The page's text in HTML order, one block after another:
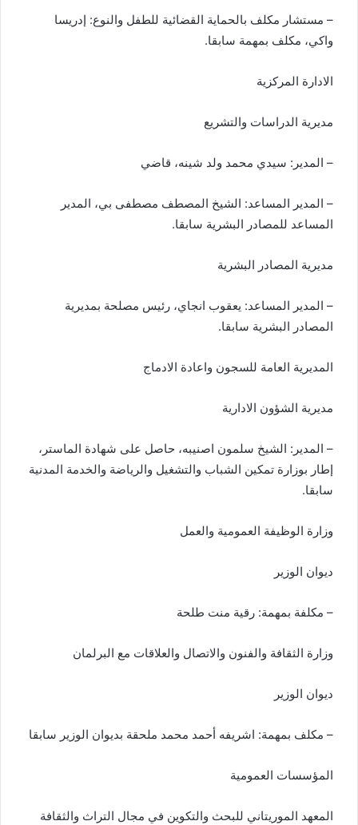
– مستشار مكلف بالحماية القضائية للطفل والنوع: إدريسا
واكي، مكلف بمهمة سابقا.
الادارة المركزية
مديرية الدراسات والتشريع
– المدير: سيدي محمد ولد شينه، قاضي
– المدير المساعد: الشيخ المصطف مصطفى بي، المدير
المساعد للمصادر البشرية سابقا.
مديرية المصادر البشرية
– المدير المساعد: يعقوب انجاي، رئيس مصلحة بمديرية
المصادر البشرية سابقا.
المديرية العامة للسجون واعادة الادماج
مديرية الشؤون الادارية
– المدير: الشيخ سلمون اصنيبه، حاصل على شهادة الماستر،
إطار بوزارة تمكين الشباب والتشغيل والرياضة والخدمة المدنية
سابقا.
وزارة الوظيفة العمومية والعمل
ديوان الوزير
– مكلفة بمهمة: رقية منت طلحة
وزارة الثقافة والفنون والاتصال والعلاقات مع البرلمان
ديوان الوزير
– مكلف بمهمة: اشريفه أحمد محمد ملحقة بديوان الوزير سابقا
المؤسسات العمومية
المعهد الموريتاني للبحث والتكوين في مجال التراث والثقافة